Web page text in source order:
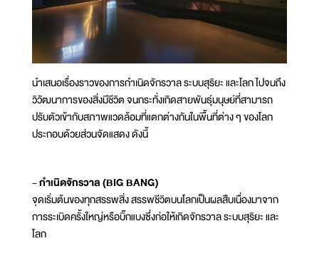
นำเสนอเรื่องราวของการกำเนิดจักรวาล ระบบสุริยะ และโลก ไปจนถึง
วิวัฒนาการของสิ่งมีชีวิต จนกระทั่งเกิดสายพันธุ์มนุษย์ที่สามารถ
ปรับตัวเข้ากับสภาพแวดล้อมที่แตกต่างกันในพื้นที่ต่าง ๆ ของโลก
ประกอบด้วยส่วนจัดแสดง ดังนี้
- กำเนิดจักรวาล (BIG BANG)
จุดเริ่มต้นของทุกสรรพสิ่ง สรรพชีวิตบนโลกเป็นผลสืบเนื่องมาจาก
การระเบิดครั้งใหญ่หรือบิ๊กแบงซึ่งก่อให้เกิดจักรวาล ระบบสุริยะ และ
โลก